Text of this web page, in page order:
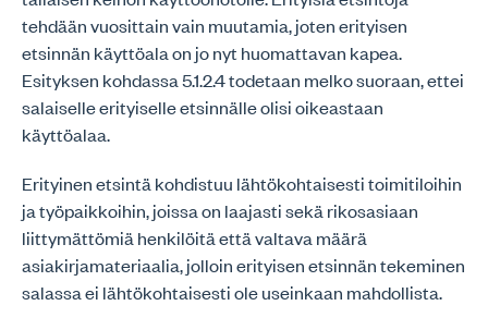
tehdään vuosittain vain muutamia, joten erityisen
etsinnän käyttöala on jo nyt huomattavan kapea.
Esityksen kohdassa 5.1.2.4 todetaan melko suoraan, ettei
salaiselle erityiselle etsinnälle olisi oikeastaan
käyttöalaa.
Erityinen etsintä kohdistuu lähtökohtaisesti toimitiloihin
ja työpaikkoihin, joissa on laajasti sekä rikosasiaan
liittymättömiä henkilöitä että valtava määrä
asiakirjamateriaalia, jolloin erityisen etsinnän tekeminen
salassa ei lähtökohtaisesti ole useinkaan mahdollista.